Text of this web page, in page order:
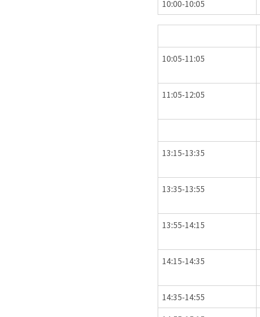
10:00-10:05
10:05-11:05
11:05-12:05
13:15-13:35
13:35-13:55
13:55-14:15
14:15-14:35
14:35-14:55